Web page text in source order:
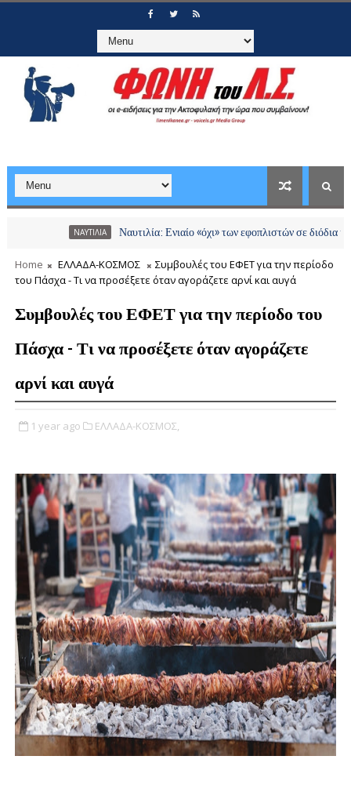
Ναυτιλία: Ενιαίο «όχι» των εφοπλιστών σε διόδια και
Home ΕΛΛΑΔΑ-ΚΟΣΜΟΣ
Συμβουλές του ΕΦΕΤ για την περίοδο
του Πάσχα - Τι να προσέξετε όταν αγοράζετε αρνί και αυγά
Συμβουλές του ΕΦΕΤ για την περίοδο του
Πάσχα - Τι να προσέξετε όταν αγοράζετε
αρνί και αυγά
1 year ago ΕΛΛΑΔΑ-ΚΟΣΜΟΣ,